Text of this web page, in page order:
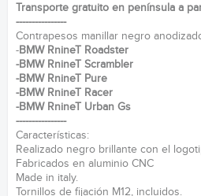
Transporte gratuito en península a
----------------
Contrapesos manillar negro
-BMW RnineT Roadster
-BMW RnineT Scrambler
-BMW RnineT Pure
-BMW RnineT Racer
-BMW RnineT Urban Gs
----------------
Características:
Realizado negro brillante con el
Fabricados en aluminio CNC
Made in italy.
Tornillos de fijación M12, incluidos.